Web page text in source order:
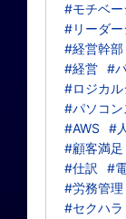
#モチベー
#リーダー
#経営幹部
#経営 #
#ロジカ
#パソコン
#AWS
#
#顧客満足
#仕訳
#
#労務管理
#セクハラ